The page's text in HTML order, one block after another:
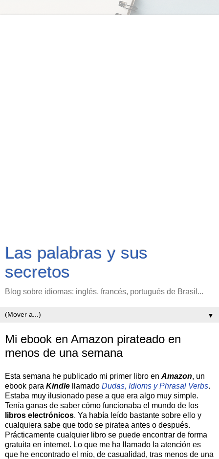
Las palabras y sus
secretos
Blog sobre idiomas: inglés, francés, portugués de Brasil...
▼
Mi ebook en Amazon pirateado en
menos de una semana
Esta semana he publicado mi primer libro en Amazon, un
ebook para Kindle llamado Dudas, Idioms y Phrasal Verbs.
Estaba muy ilusionado pese a que era algo muy simple.
Tenía ganas de saber cómo funcionaba el mundo de los
libros electrónicos. Ya había leído bastante sobre ello y
cualquiera sabe que todo se piratea antes o después.
Prácticamente cualquier libro se puede encontrar de forma
gratuita en internet. Lo que me ha llamado la atención es
que he encontrado el mío, de casualidad, tras menos de una